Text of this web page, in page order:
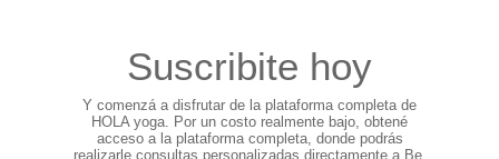
Suscribite hoy
Y comenzá a disfrutar de la plataforma completa de
HOLA yoga. Por un costo realmente bajo, obtené
acceso a la plataforma completa, donde podrás
realizarle consultas personalizadas directamente a Be,